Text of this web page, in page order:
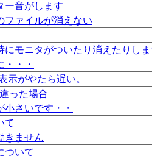
ー音がします
ファイルが消えない
にモニタがついたり消えたりし
・・・
示がやたら遅い。
った場合
小さいです・・
て
きません
ついて